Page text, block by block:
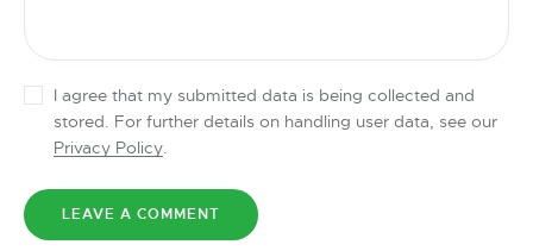
I agree that my submitted data is being collected and
stored. For further details on handling user data, see our
Privacy Policy.